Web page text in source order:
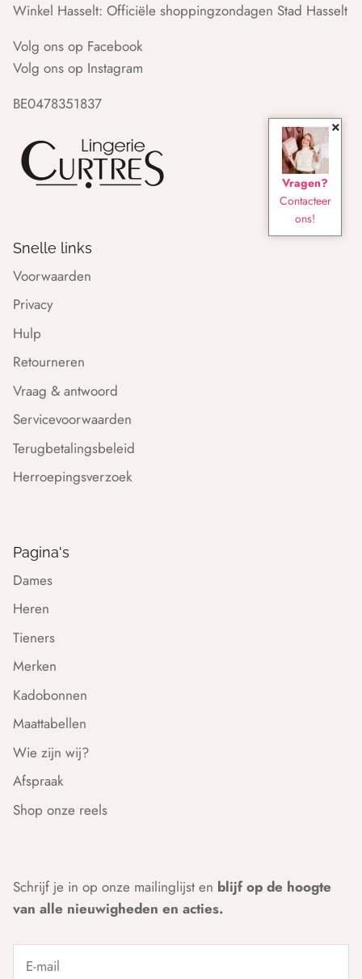
×
Vragen?
Contacteer
ons!
Winkel Hasselt: Officiële shoppingzondagen Stad Hasselt
Volg ons op Facebook
Volg ons op Instagram
BE0478351837
Snelle links
Voorwaarden
Privacy
Hulp
Retourneren
Vraag & antwoord
Servicevoorwaarden
Terugbetalingsbeleid
Herroepingsverzoek
Pagina's
Dames
Heren
Tieners
Merken
Kadobonnen
Maattabellen
Wie zijn wij?
Afspraak
Shop onze reels
Schrijf je in op onze mailinglijst en blijf op de hoogte
van alle nieuwigheden en acties.